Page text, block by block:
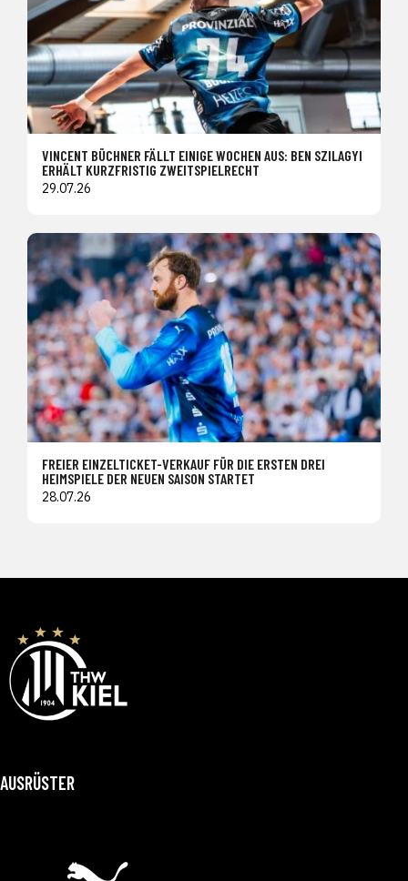
VINCENT BÜCHNER FÄLLT EINIGE WOCHEN AUS: BEN SZILAGYI
ERHÄLT KURZFRISTIG ZWEITSPIELRECHT
29.07.26
FREIER EINZELTICKET-VERKAUF FÜR DIE ERSTEN DREI
HEIMSPIELE DER NEUEN SAISON STARTET
28.07.26
AUSRÜSTER